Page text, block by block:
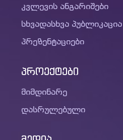
კვლევის ანგარიშები
სხვადასხვა პუბლიკაცია
პრეზენტაციები
პროექტები
მიმდინარე
დასრულებული